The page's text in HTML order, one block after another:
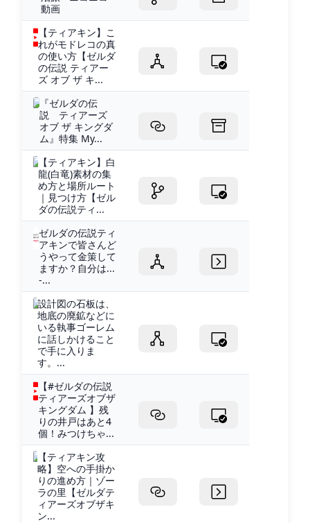
動画
【ティアキン】こ
れがモドレコの真
の使い方【ゼルダ
の伝説 ティアー
ズ オブ ザ キ...
『ゼルダの伝
説 ティアーズ
オブ ザ キングダ
ム』特集 My...
【ティアキン】白
龍(白竜)素材の集
め方と場所ルート
｜見つけ方【ゼル
ダの伝説ティ...
ゼルダの伝説ティ
アキンで皆さんど
うやって金策して
ますか？自分は...
-...
設計図の石板は、
地底の廃鉱などに
いる執事ゴーレム
に話しかけること
で手に入りま
す。...
【#ゼルダの伝説
ティアーズオブザ
キングダム 】残
りの井戸はあと4
個！みつけちゃ...
【ティアキン攻
略】空への手掛か
りの進め方｜ゾー
ラの里【ゼルダテ
ィアーズオブザキ
ン...